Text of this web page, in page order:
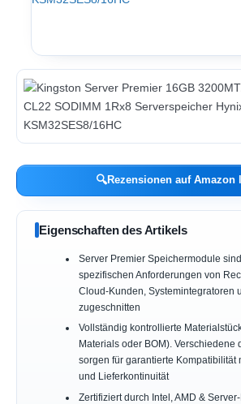
🔍Rezensionen auf Amazon
Eigenschaften des Artikels
Server Premier Speichermodule
spezifischen Anforderungen von
Cloud-Kunden, Systemintegratoren
zugeschnitten
Vollständig kontrollierte
Materials oder BOM). Verschiedene
sorgen für garantierte Kompatibilität
und Lieferkontinuität
Zertifiziert durch Intel, AMD &